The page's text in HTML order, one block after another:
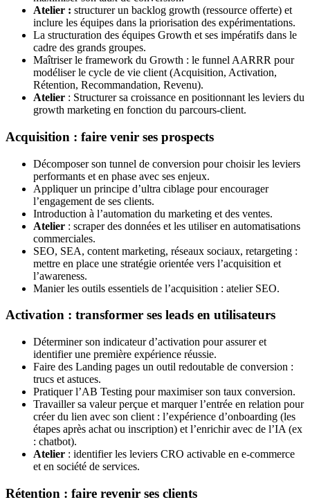
Atelier : structurer un backlog growth (ressource offerte) et
inclure les équipes dans la priorisation des expérimentations.
La structuration des équipes Growth et ses impératifs dans le
cadre des grands groupes.
Maîtriser le framework du Growth : le funnel AARRR pour
modéliser le cycle de vie client (Acquisition, Activation,
Rétention, Recommandation, Revenu).
Atelier : Structurer sa croissance en positionnant les leviers du
growth marketing en fonction du parcours-client.
Acquisition : faire venir ses prospects
Décomposer son tunnel de conversion pour choisir les leviers
performants et en phase avec ses enjeux.
Appliquer un principe d’ultra ciblage pour encourager
l’engagement de ses clients.
Introduction à l’automation du marketing et des ventes.
Atelier : scraper des données et les utiliser en automatisations
commerciales.
SEO, SEA, content marketing, réseaux sociaux, retargeting :
mettre en place une stratégie orientée vers l’acquisition et
l’awareness.
Manier les outils essentiels de l’acquisition : atelier SEO.
Activation : transformer ses leads en utilisateurs
Déterminer son indicateur d’activation pour assurer et
identifier une première expérience réussie.
Faire des Landing pages un outil redoutable de conversion :
trucs et astuces.
Pratiquer l’AB Testing pour maximiser son taux conversion.
Travailler sa valeur perçue et marquer l’entrée en relation pour
créer du lien avec son client : l’expérience d’onboarding (les
étapes après achat ou inscription) et l’enrichir avec de l’IA (ex
: chatbot).
Atelier : identifier les leviers CRO activable en e-commerce
et en société de services.
Rétention : faire revenir ses clients